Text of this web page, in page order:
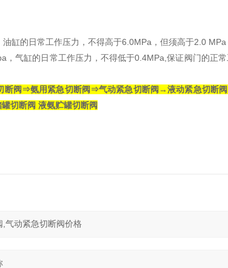
缸的日常工作压力，不得高于6.0MPa，但须高于2.0 MPa
气缸的日常工作压力，不得低于0.4MPa,保证阀门的正常
阀⇒氨用紧急切断阀⇒气动紧急切断阀→液动紧急切断
切断阀 液氨贮罐切断阀